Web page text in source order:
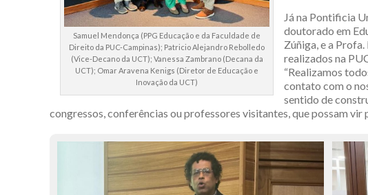
Samuel Mendonça (PPG Educação e da Faculdade de
Direito da PUC-Campinas); Patricio Alejandro Rebolledo
(Vice-Decano da UCT); Vanessa Zambrano (Decana da
UCT); Omar Aravena Kenigs (Diretor de Educação e
Inovação da UCT)
Já na Pontificia
doutorado em
Zúñiga, e a
realizados na
“Realizamos
contato com o
sentido de
congressos, conferências ou professores visitantes, que possam vir